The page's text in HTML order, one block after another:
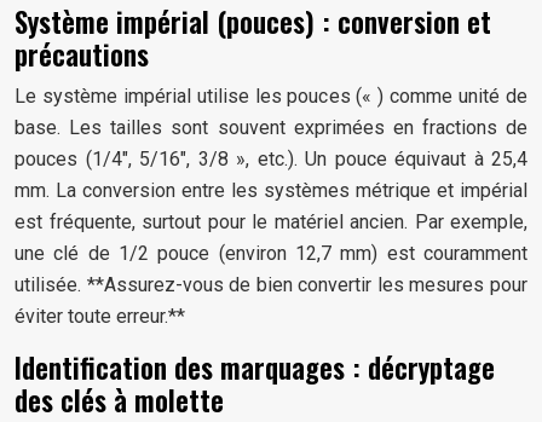
Système impérial (pouces) : conversion et
précautions
Le système impérial utilise les pouces (« ) comme unité de
base. Les tailles sont souvent exprimées en fractions de
pouces (1/4″, 5/16″, 3/8 », etc.). Un pouce équivaut à 25,4
mm. La conversion entre les systèmes métrique et impérial
est fréquente, surtout pour le matériel ancien. Par exemple,
une clé de 1/2 pouce (environ 12,7 mm) est couramment
utilisée. **Assurez-vous de bien convertir les mesures pour
éviter toute erreur.**
Identification des marquages : décryptage
des clés à molette